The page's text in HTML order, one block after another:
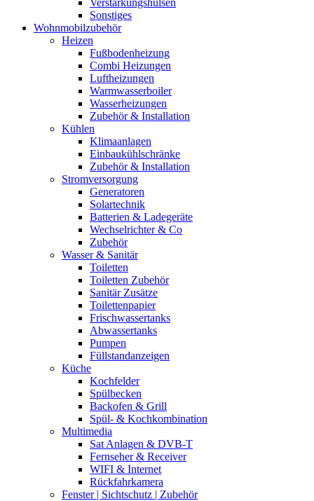
Sonstiges
Wohnmobilzubehör
Heizen
Fußbodenheizung
Combi Heizungen
Luftheizungen
Warmwasserboiler
Wasserheizungen
Zubehör & Installation
Kühlen
Klimaanlagen
Einbaukühlschränke
Zubehör & Installation
Stromversorgung
Generatoren
Solartechnik
Batterien & Ladegeräte
Wechselrichter & Co
Zubehör
Wasser & Sanitär
Toiletten
Toiletten Zubehör
Sanitär Zusätze
Toilettenpapier
Frischwassertanks
Abwassertanks
Pumpen
Füllstandanzeigen
Küche
Kochfelder
Spülbecken
Backofen & Grill
Spül- & Kochkombination
Multimedia
Sat Anlagen & DVB-T
Fernseher & Receiver
WIFI & Internet
Rückfahrkamera
Fenster | Sichtschutz | Zubehör